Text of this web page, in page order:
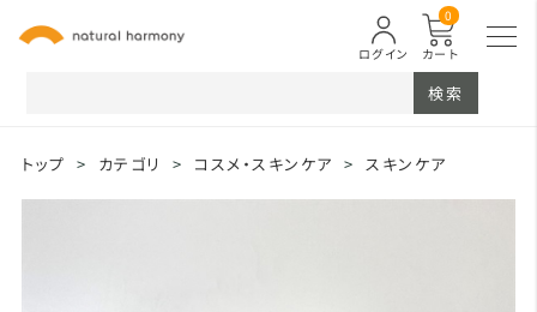
カート
0
ログイン
検索
トップ > カテゴリ > コスメ・スキンケア > スキンケア